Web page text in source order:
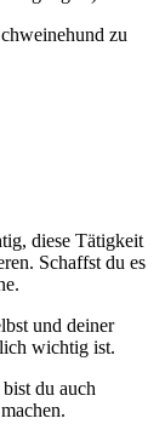
zu
diese Tätigkeit
Schaffst du es
und deiner
wichtig ist.
du auch